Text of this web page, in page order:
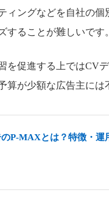
ィングなどを自社の個
することが難しいです。
を促進する上ではCV
算が少額な広告主には
P-MAXとは？特徴・運